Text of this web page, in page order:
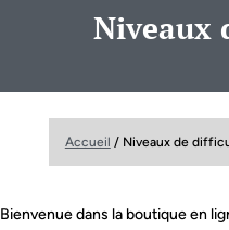
Niveaux
Accueil / Niveaux de
Bienvenue dans la boutique en